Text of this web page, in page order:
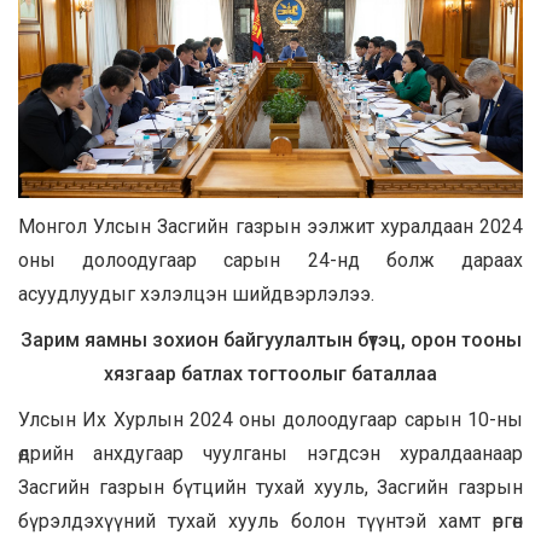
Монгол Улсын Засгийн газрын ээлжит хуралдаан 2024
оны долоодугаар сарын 24-нд болж дараах
асуудлуудыг хэлэлцэн шийдвэрлэлээ.
Зарим яамны зохион байгуулалтын бүтэц, орон тооны
хязгаар батлах тогтоолыг баталлаа
Улсын Их Хурлын 2024 оны долоодугаар сарын 10-ны
өдрийн анхдугаар чуулганы нэгдсэн хуралдаанаар
Засгийн газрын бүтцийн тухай хууль, Засгийн газрын
бүрэлдэхүүний тухай хууль болон түүнтэй хамт өргөн